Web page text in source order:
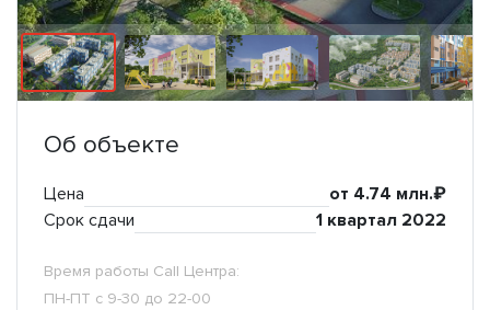
Об объекте
Цена
от 4.74 млн.₽
Срок сдачи
1 квартал 2022
Время работы Call Центра:
ПН-ПТ с 9-30 до 22-00